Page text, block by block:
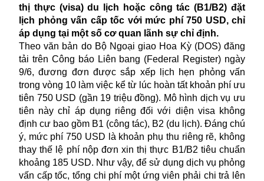
thị thực (visa) du lịch hoặc công tác (B1/B2) đặt
lịch phỏng vấn cấp tốc với mức phí 750 USD, chỉ
áp dụng tại một số cơ quan lãnh sự chỉ định.
Theo văn bản do Bộ Ngoại giao Hoa Kỳ (DOS) đăng
tải trên Công báo Liên bang (Federal Register) ngày
9/6, đương đơn được sắp xếp lịch hẹn phỏng vấn
trong vòng 10 làm việc kể từ lúc hoàn tất khoản phí ưu
tiên 750 USD (gần 19 triệu đồng). Mô hình dịch vụ ưu
tiên này chỉ áp dụng riêng đối với diện visa không
định cư bao gồm B1 (công tác), B2 (du lịch). Đáng chú
ý, mức phí 750 USD là khoản phụ thu riêng rẽ, không
thay thế lệ phí nộp đơn xin thị thực B1/B2 tiêu chuẩn
khoảng 185 USD. Như vậy, để sử dụng dịch vụ phỏng
vấn cấp tốc, tổng chi phí một ứng viên phải chi trả lên